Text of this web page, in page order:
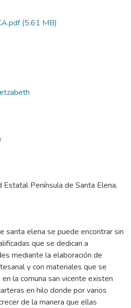
(5.61 MB)
Estatal Península de Santa Elena,
santa elena se puede encontrar sin
que se dedican a
mediante la elaboración de
y con materiales que se
la comuna san vicente existen
en hilo donde por varios
de la manera que ellas